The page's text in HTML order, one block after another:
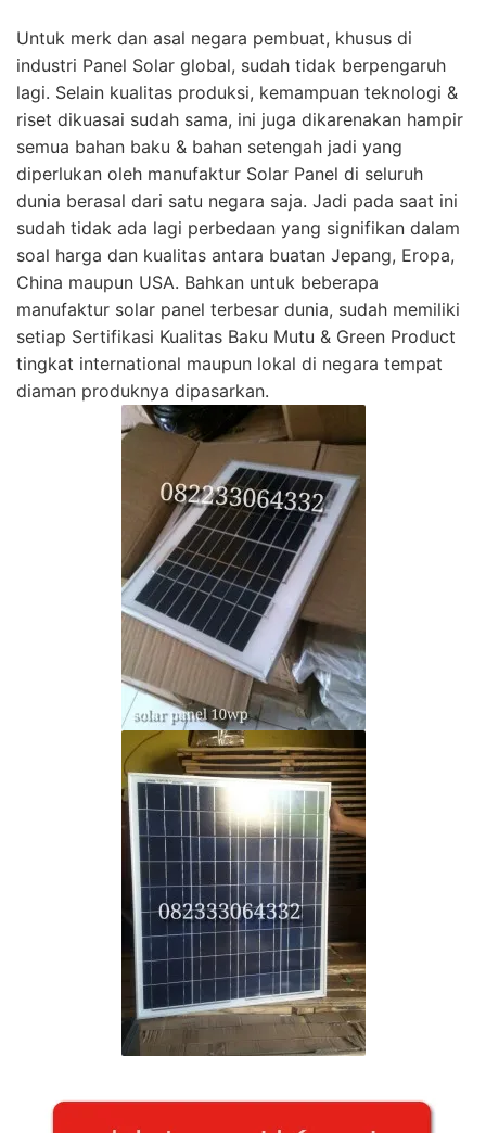
Untuk merk dan asal negara pembuat, khusus di
industri Panel Solar global, sudah tidak berpengaruh
lagi. Selain kualitas produksi, kemampuan teknologi &
riset dikuasai sudah sama, ini juga dikarenakan hampir
semua bahan baku & bahan setengah jadi yang
diperlukan oleh manufaktur Solar Panel di seluruh
dunia berasal dari satu negara saja. Jadi pada saat ini
sudah tidak ada lagi perbedaan yang signifikan dalam
soal harga dan kualitas antara buatan Jepang, Eropa,
China maupun USA. Bahkan untuk beberapa
manufaktur solar panel terbesar dunia, sudah memiliki
setiap Sertifikasi Kualitas Baku Mutu & Green Product
tingkat international maupun lokal di negara tempat
diaman produknya dipasarkan.